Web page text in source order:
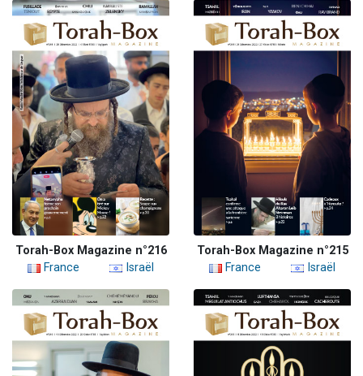
Torah-Box Magazine n°216
France
Israël
Torah-Box Magazine n°215
France
Israël